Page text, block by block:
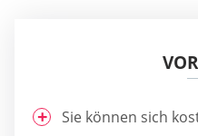
Sie können sich